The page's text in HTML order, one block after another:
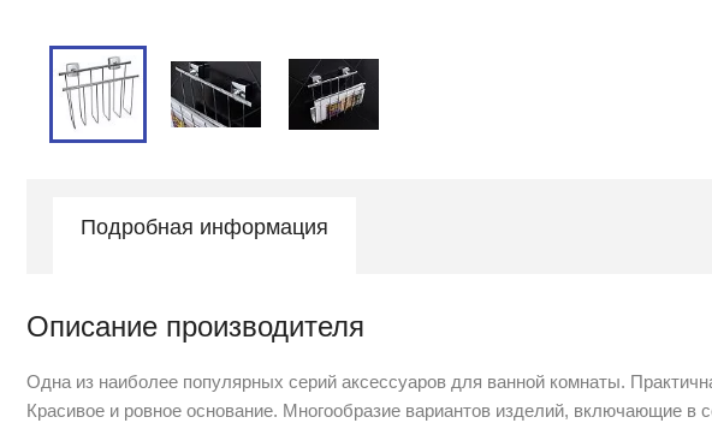
Подробная информация
Описание производителя
Одна из наиболее популярных серий аксессуаров для ванной комнаты.
Красивое и ровное основание. Многообразие вариантов изделий, включающие в